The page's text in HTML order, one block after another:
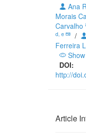
Ana
Morais
Carvalho
d, e
/
Ferreira
DOI:
http://
Article